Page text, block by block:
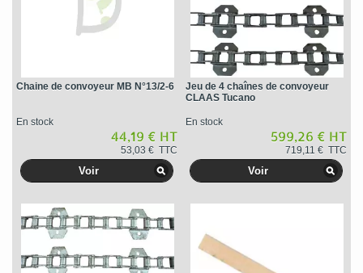
Chaine de convoyeur MB N°13/2-6
En stock
44,19 € HT
53,03 € TTC
Voir
Jeu de 4 chaînes de convoyeur
CLAAS Tucano
En stock
599,26 € HT
719,11 € TTC
Voir